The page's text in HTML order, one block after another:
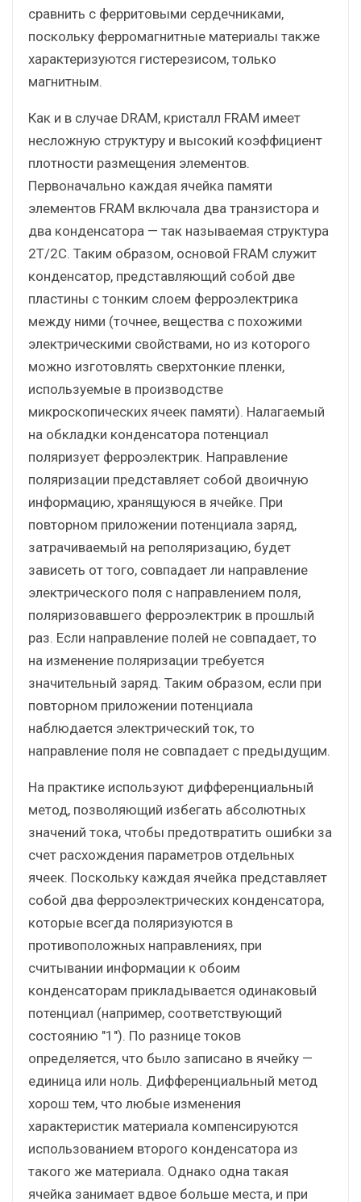
сравнить с ферритовыми сердечниками,
поскольку ферромагнитные материалы также
характеризуются гистерезисом, только
магнитным.
Как и в случае DRAM, кристалл FRAM имеет
несложную структуру и высокий коэффициент
плотности размещения элементов.
Первоначально каждая ячейка памяти
элементов FRAM включала два транзистора и
два конденсатора — так называемая структура
2T/2C. Таким образом, основой FRAM служит
конденсатор, представляющий собой две
пластины с тонким слоем ферроэлектрика
между ними (точнее, вещества с похожими
электрическими свойствами, но из которого
можно изготовлять сверхтонкие пленки,
используемые в производстве
микроскопических ячеек памяти). Налагаемый
на обкладки конденсатора потенциал
поляризует ферроэлектрик. Направление
поляризации представляет собой двоичную
информацию, хранящуюся в ячейке. При
повторном приложении потенциала заряд,
затрачиваемый на реполяризацию, будет
зависеть от того, совпадает ли направление
электрического поля с направлением поля,
поляризовавшего ферроэлектрик в прошлый
раз. Если направление полей не совпадает, то
на изменение поляризации требуется
значительный заряд. Таким образом, если при
повторном приложении потенциала
наблюдается электрический ток, то
направление поля не совпадает с предыдущим.
На практике используют дифференциальный
метод, позволяющий избегать абсолютных
значений тока, чтобы предотвратить ошибки за
счет расхождения параметров отдельных
ячеек. Поскольку каждая ячейка представляет
собой два ферроэлектрических конденсатора,
которые всегда поляризуются в
противоположных направлениях, при
считывании информации к обоим
конденсаторам прикладывается одинаковый
потенциал (например, соответствующий
состоянию "1"). По разнице токов
определяется, что было записано в ячейку —
единица или ноль. Дифференциальный метод
хорош тем, что любые изменения
характеристик материала компенсируются
использованием второго конденсатора из
такого же материала. Однако одна такая
ячейка занимает вдвое больше места, и при